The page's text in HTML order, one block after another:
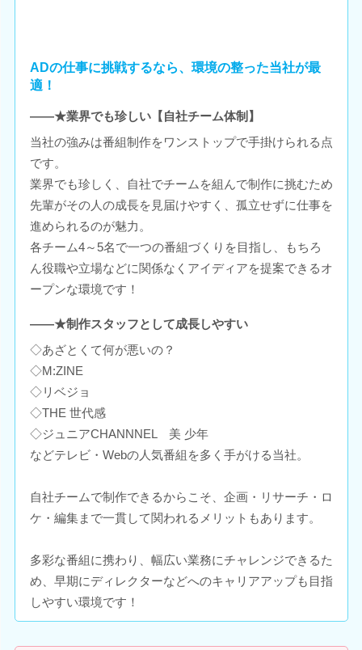
ADの仕事に挑戦するなら、環境の整った当社が最
適！
――★業界でも珍しい【自社チーム体制】
当社の強みは番組制作をワンストップで手掛けられる点
です。
業界でも珍しく、自社でチームを組んで制作に挑むため
先輩がその人の成長を見届けやすく、孤立せずに仕事を
進められるのが魅力。
各チーム4～5名で一つの番組づくりを目指し、もちろ
ん役職や立場などに関係なくアイディアを提案できるオ
ープンな環境です！
――★制作スタッフとして成長しやすい
◇あざとくて何が悪いの？
◇M:ZINE
◇リベジョ
◇THE 世代感
◇ジュニアCHANNNEL 美 少年
などテレビ・Webの人気番組を多く手がける当社。
自社チームで制作できるからこそ、企画・リサーチ・ロ
ケ・編集まで一貫して関われるメリットもあります。
多彩な番組に携わり、幅広い業務にチャレンジできるた
め、早期にディレクターなどへのキャリアアップも目指
しやすい環境です！